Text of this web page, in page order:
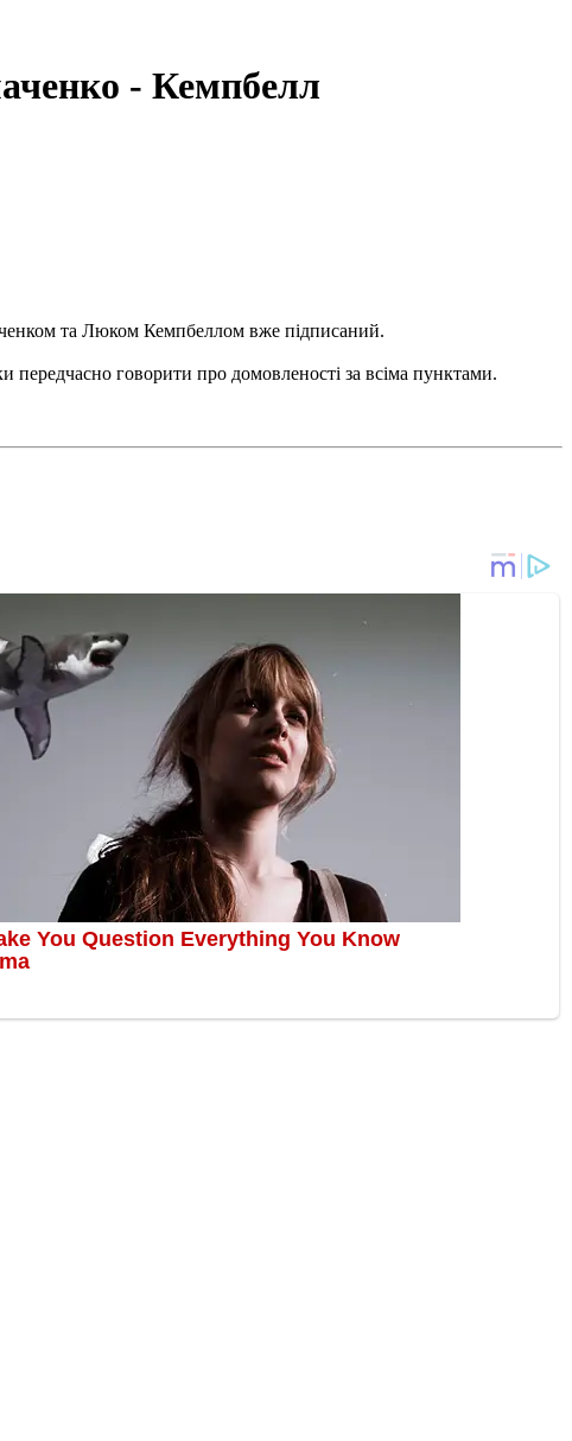
- Кемпбелл
та Люком Кемпбеллом вже підписаний.
передчасно говорити про домовленості за всіма пунктами.